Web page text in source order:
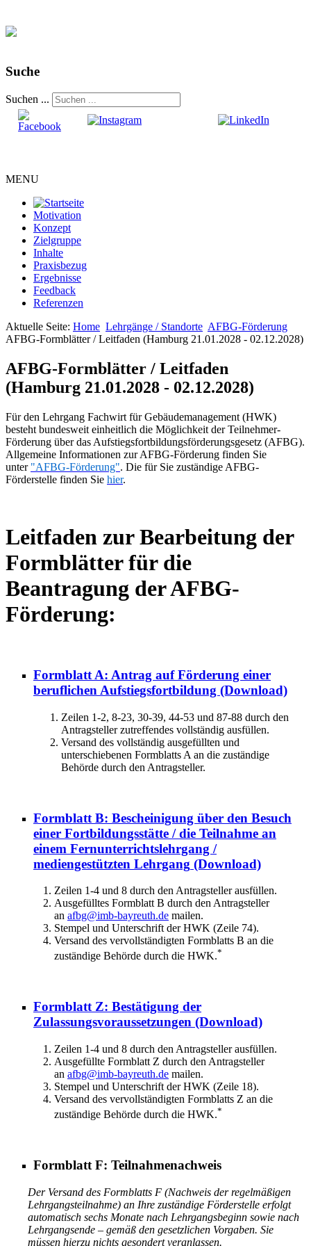
Suche
Suchen ...
MENU
Motivation
Konzept
Zielgruppe
Inhalte
Praxisbezug
Ergebnisse
Feedback
Referenzen
Aktuelle Seite: Home Lehrgänge / Standorte AFBG-Förderung
AFBG-Formblätter / Leitfaden (Hamburg 21.01.2028 - 02.12.2028)
AFBG-Formblätter / Leitfaden
(Hamburg 21.01.2028 - 02.12.2028)
Für den Lehrgang Fachwirt für Gebäudemanagement (HWK)
besteht bundesweit einheitlich die Möglichkeit der Teilnehmer-
Förderung über das Aufstiegsfortbildungsförderungsgesetz (AFBG).
Allgemeine Informationen zur AFBG-Förderung finden Sie
unter "AFBG-Förderung". Die für Sie zuständige AFBG-
Förderstelle finden Sie hier.
Leitfaden zur Bearbeitung der
Formblätter für die
Beantragung der AFBG-
Förderung:
Formblatt A: Antrag auf Förderung einer
beruflichen Aufstiegsfortbildung (Download)
Zeilen 1-2, 8-23, 30-39, 44-53 und 87-88 durch den
Antragsteller zutreffendes vollständig ausfüllen.
Versand des vollständig ausgefüllten und
unterschiebenen Formblatts A an die zuständige
Behörde durch den Antragsteller.
Formblatt B: Bescheinigung über den Besuch
einer Fortbildungsstätte / die Teilnahme an
einem Fernunterrichtslehrgang /
mediengestützten Lehrgang (Download)
Zeilen 1-4 und 8 durch den Antragsteller ausfüllen.
Ausgefülltes Formblatt B durch den Antragsteller
an afbg@imb-bayreuth.de mailen.
Stempel und Unterschrift der HWK (Zeile 74).
Versand des vervollständigten Formblatts B an die
zuständige Behörde durch die HWK.*
Formblatt Z: Bestätigung der
Zulassungsvoraussetzungen (Download)
Zeilen 1-4 und 8 durch den Antragsteller ausfüllen.
Ausgefüllte Formblatt Z durch den Antragsteller
an afbg@imb-bayreuth.de mailen.
Stempel und Unterschrift der HWK (Zeile 18).
Versand des vervollständigten Formblatts Z an die
zuständige Behörde durch die HWK.*
Formblatt F: Teilnahmenachweis
Der Versand des Formblatts F (Nachweis der regelmäßigen
Lehrgangsteilnahme) an Ihre zuständige Förderstelle erfolgt
automatisch sechs Monate nach Lehrgangsbeginn sowie nach
Lehrgangsende – gemäß den gesetzlichen Vorgaben. Sie
müssen hierzu nichts gesondert veranlassen.